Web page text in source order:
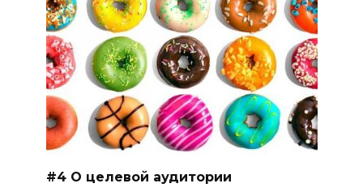
#4 О целевой аудитории